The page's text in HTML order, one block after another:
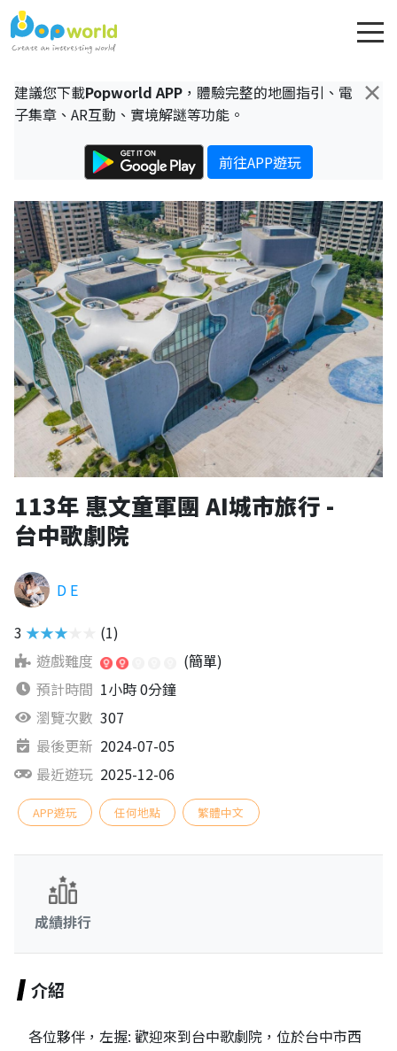
×
建議您下載Popworld APP ，體驗完整的地圖指引、電
子集章、AR互動、實境解謎等功能。
前往APP遊玩
113年 惠文童軍團 AI城市旅行 -
台中歌劇院
D E
3 ★★★★★
(1)
遊戲難度
(簡單)
預計時間 1小時 0分鐘
瀏覽次數 307
最後更新 2024-07-05
最近遊玩 2025-12-06
APP遊玩 任何地點 繁體中文
成績排行
介紹
各位夥伴，左握: 歡迎來到台中歌劇院，位於台中市西